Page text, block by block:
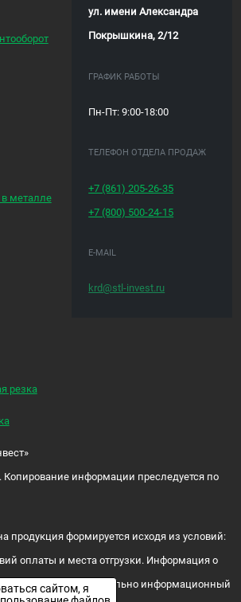
металле
резка
ул. имени Александра
Покрышкина, 2/12
ГРАФИК РАБОТЫ
Пн-Пт: 9:00-18:00
ТЕЛЕФОН ОТДЕЛА ПРОДАЖ
+7 (861)205-26-35
+7 (800) 500-24-15
E-MAIL
krd@stl-invest.ru
информации преследуется по
продукция формируется исходя из условий:
оплаты и места отгрузки. Информация о
носит исключительно информационный
сайтом, я